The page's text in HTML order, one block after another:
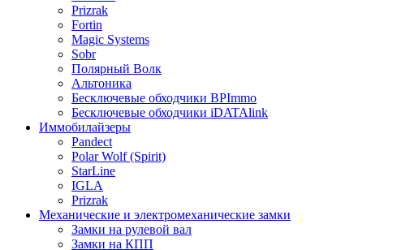
Prizrak
Fortin
Magic Systems
Sobr
Полярный Волк
Альтоника
Бесключевые обходчики BPImmo
Бесключевые обходчики iDATAlink
Иммобилайзеры
Pandect
Polar Wolf (Spirit)
StarLine
IGLA
Prizrak
Механические и электромеханические замки
Замки на рулевой вал
Замки на КПП